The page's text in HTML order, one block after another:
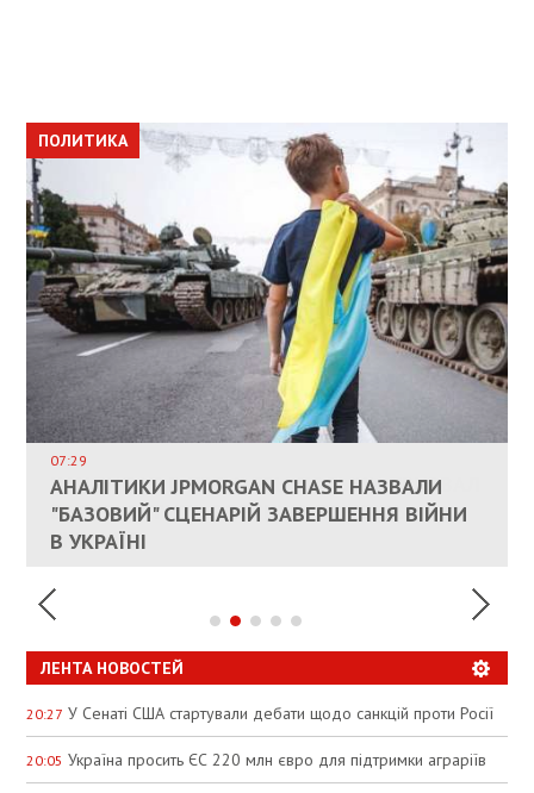
ПОЛИТИКА
КАНДИДАТ В ПРЕМЬЕРЫ ПОЛЬШИ ПРИЗВАЛ
ЕС ПРЕКРАТИТЬ ВОЕННУЮ ПОМОЩЬ
УКРАИНЕ
ПОЛИТИКА
07:29
АНАЛІТИКИ JPMORGAN CHASE НАЗВАЛИ
"БАЗОВИЙ" СЦЕНАРІЙ ЗАВЕРШЕННЯ ВІЙНИ
В УКРАЇНІ
ОБЩЕСТВО
ВЛАСНИКАМ ЗРУЙНОВАНОГО ЖИТЛА
ДОЗВОЛИЛИ НЕ ПЛАТИТИ ЗА КОМУНАЛКУ
ПОЛИТИКА
ИНТЕГРАЦИЯ УКРАИНЫ В НАТО ВРЯД ЛИ
СОСТОИТСЯ В БЛИЖАЙШЕЕ ВРЕМЯ, –
РЮТТЕ
ЭКОНОМИКА
ПАЛИВНИЙ РИНОК РОЗІГРІЛИ ШТУЧНО:
АНАЛІТИКИ ЗВИНУВАТИЛИ АЗС У
СПЕКУЛЯЦІЇ
ЛЕНТА НОВОСТЕЙ
20:27 У Сенаті США стартували дебати щодо санкцій проти Росії
20:05 Україна просить ЄС 220 млн євро для підтримки аграріїв